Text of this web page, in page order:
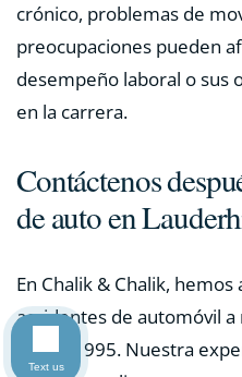
crónico, problemas de
preocupaciones pueden
desempeño laboral o sus
en la carrera.
Contáctenos
de auto en
En Chalik & Chalik,
accidentes de automóvil
desde 1995. Nuestra
Text us